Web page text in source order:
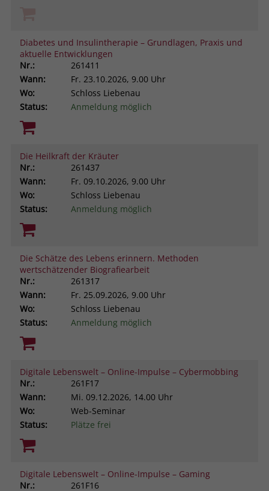
Diabetes und Insulintherapie – Grundlagen, Praxis und
aktuelle Entwicklungen
Nr.:
261411
Wann:
Fr. 23.10.2026, 9.00 Uhr
Wo:
Schloss Liebenau
Status:
Anmeldung möglich
Die Heilkraft der Kräuter
Nr.:
261437
Wann:
Fr. 09.10.2026, 9.00 Uhr
Wo:
Schloss Liebenau
Status:
Anmeldung möglich
Die Schätze des Lebens erinnern. Methoden
wertschätzender Biografiearbeit
Nr.:
261317
Wann:
Fr. 25.09.2026, 9.00 Uhr
Wo:
Schloss Liebenau
Status:
Anmeldung möglich
Digitale Lebenswelt – Online-Impulse – Cybermobbing
Nr.:
261F17
Wann:
Mi. 09.12.2026, 14.00 Uhr
Wo:
Web-Seminar
Status:
Plätze frei
Digitale Lebenswelt – Online-Impulse – Gaming
Nr.:
261F16